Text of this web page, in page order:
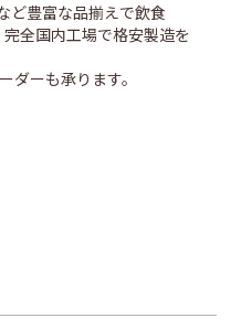
ど豊富な品揃えで飲食
全国内工場で格安製造を
ーも承ります。